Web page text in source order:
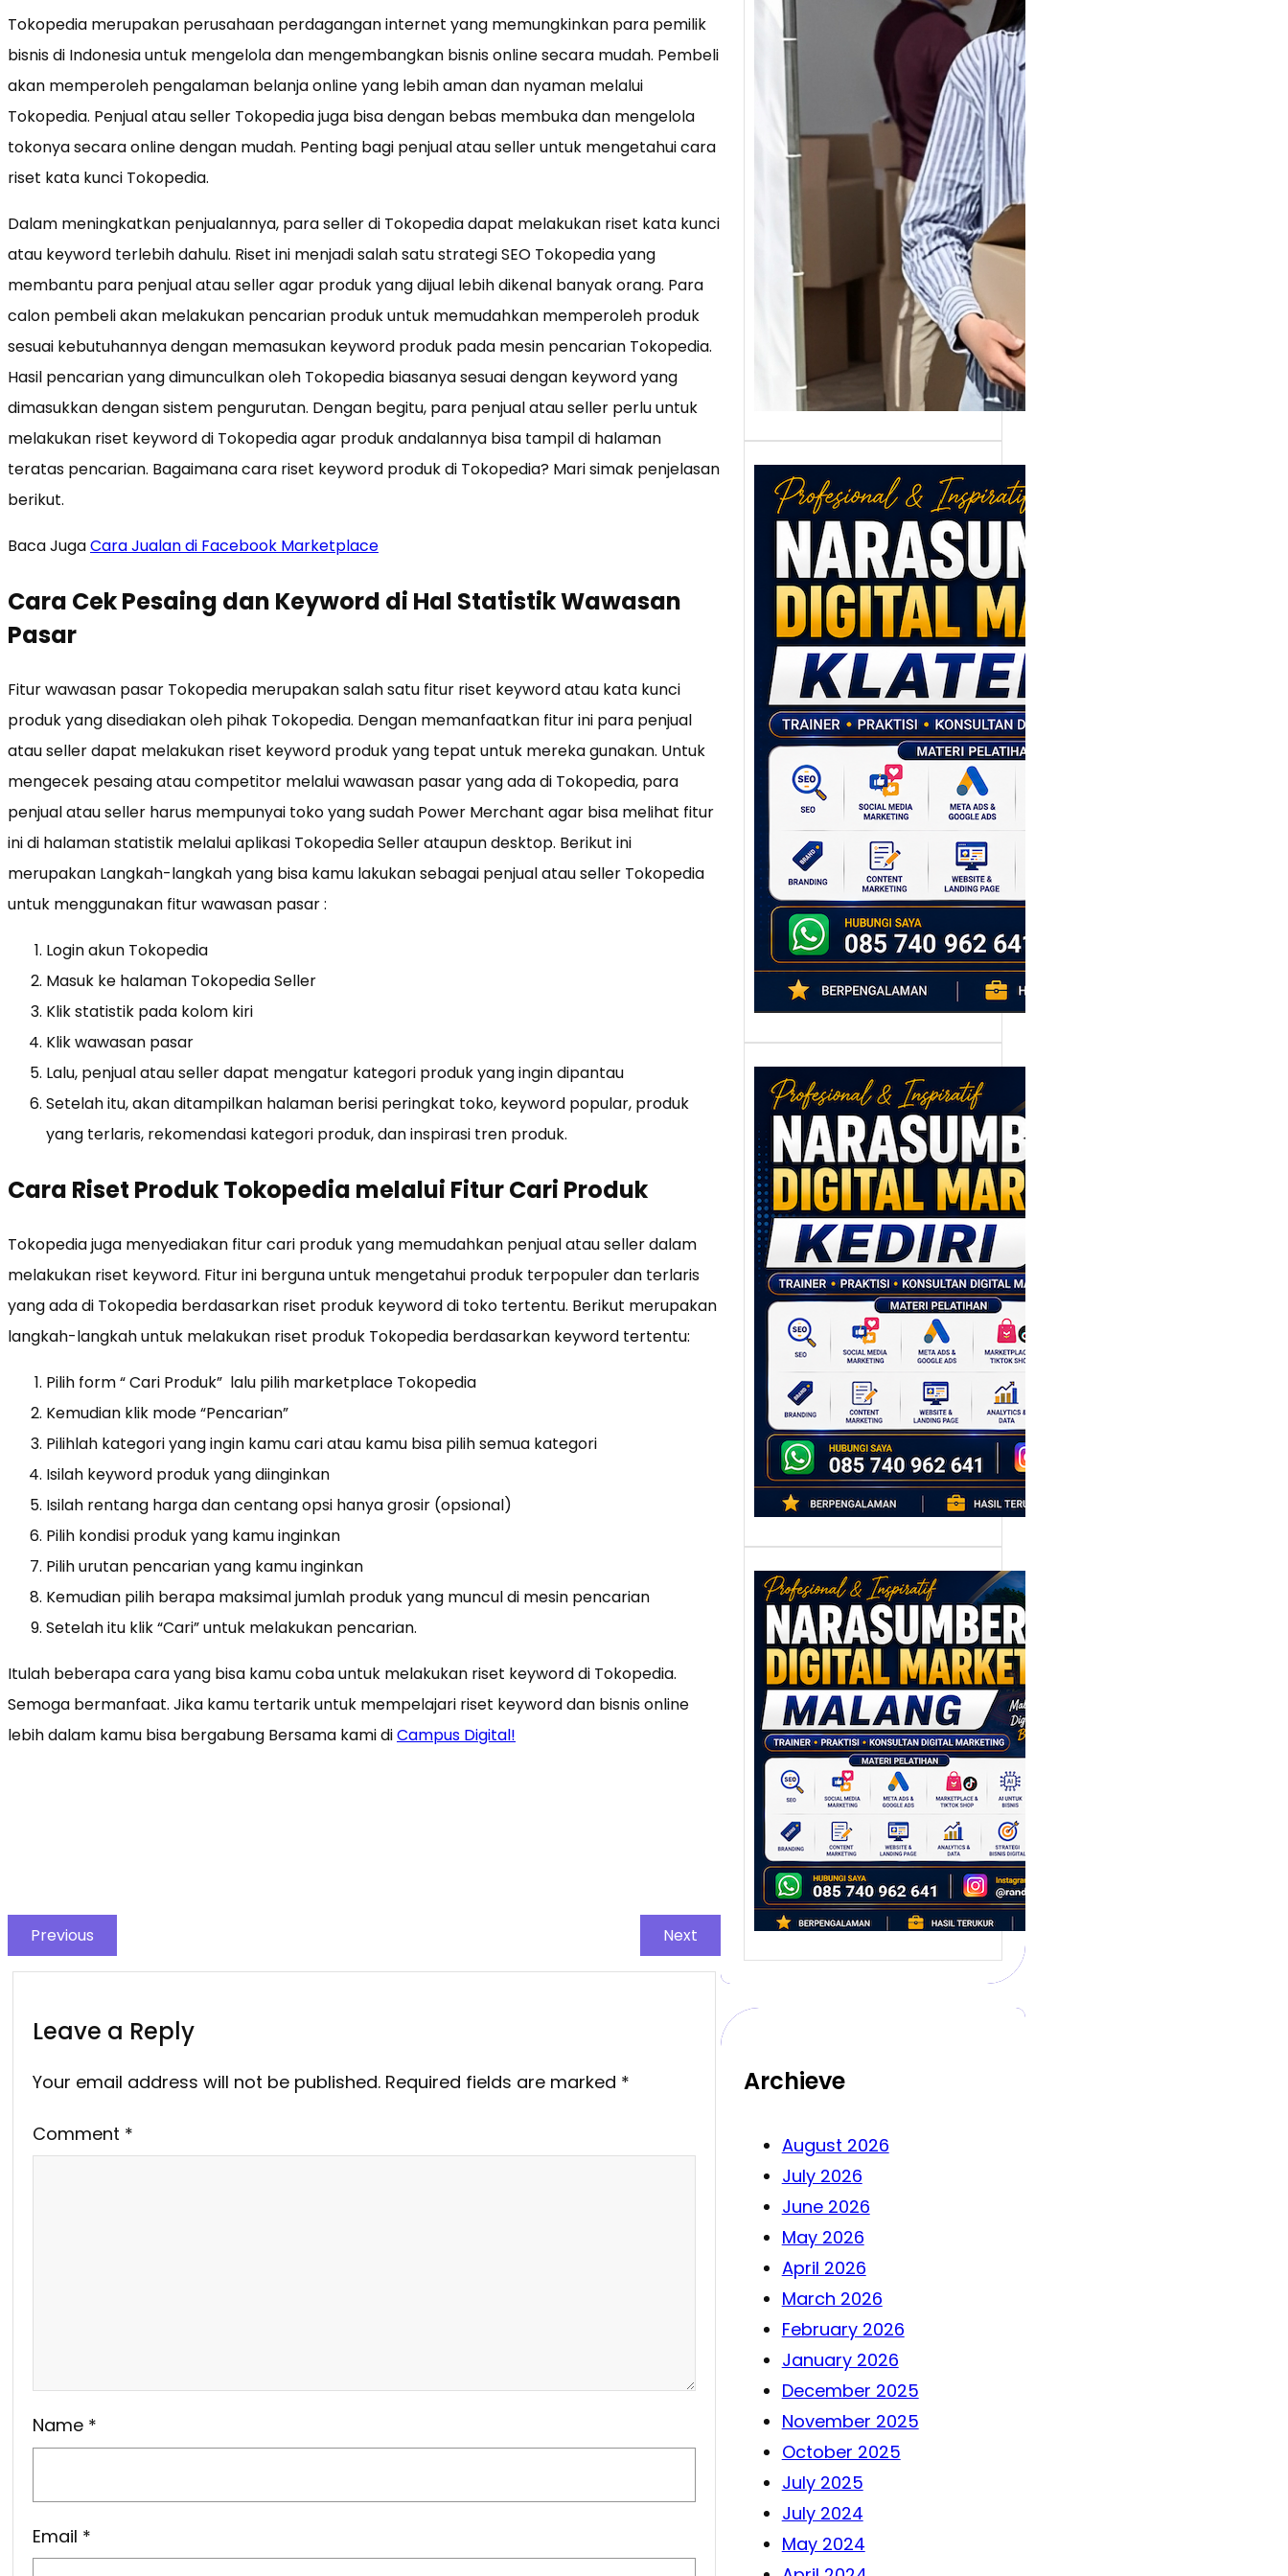
Tokopedia merupakan perusahaan perdagangan internet yang memungkinkan para pemilik
bisnis di Indonesia untuk mengelola dan mengembangkan bisnis online secara mudah. Pembeli
akan memperoleh pengalaman belanja online yang lebih aman dan nyaman melalui
Tokopedia. Penjual atau seller Tokopedia juga bisa dengan bebas membuka dan mengelola
tokonya secara online dengan mudah. Penting bagi penjual atau seller untuk mengetahui cara
riset kata kunci Tokopedia.
Dalam meningkatkan penjualannya, para seller di Tokopedia dapat melakukan riset kata kunci
atau keyword terlebih dahulu. Riset ini menjadi salah satu strategi SEO Tokopedia yang
membantu para penjual atau seller agar produk yang dijual lebih dikenal banyak orang. Para
calon pembeli akan melakukan pencarian produk untuk memudahkan memperoleh produk
sesuai kebutuhannya dengan memasukan keyword produk pada mesin pencarian Tokopedia.
Hasil pencarian yang dimunculkan oleh Tokopedia biasanya sesuai dengan keyword yang
dimasukkan dengan sistem pengurutan. Dengan begitu, para penjual atau seller perlu untuk
melakukan riset keyword di Tokopedia agar produk andalannya bisa tampil di halaman
teratas pencarian. Bagaimana cara riset keyword produk di Tokopedia? Mari simak penjelasan
berikut.
Baca JugaCara Jualan di Facebook Marketplace
Cara Cek Pesaing dan Keyword di Hal Statistik Wawasan
Pasar
Fitur wawasan pasar Tokopedia merupakan salah satu fitur riset keyword atau kata kunci
produk yang disediakan oleh pihak Tokopedia. Dengan memanfaatkan fitur ini para penjual
atau seller dapat melakukan riset keyword produk yang tepat untuk mereka gunakan. Untuk
mengecek pesaing atau competitor melalui wawasan pasar yang ada di Tokopedia, para
penjual atau seller harus mempunyai toko yang sudah Power Merchant agar bisa melihat fitur
ini di halaman statistik melalui aplikasi Tokopedia Seller ataupun desktop. Berikut ini
merupakan Langkah-langkah yang bisa kamu lakukan sebagai penjual atau seller Tokopedia
untuk menggunakan fitur wawasan pasar :
Login akun Tokopedia
Masuk ke halaman Tokopedia Seller
Klik statistik pada kolom kiri
Klik wawasan pasar
Lalu, penjual atau seller dapat mengatur kategori produk yang ingin dipantau
Setelah itu, akan ditampilkan halaman berisi peringkat toko, keyword popular, produk
yang terlaris, rekomendasi kategori produk, dan inspirasi tren produk.
Cara Riset Produk Tokopedia melalui Fitur Cari Produk
Tokopedia juga menyediakan fitur cari produk yang memudahkan penjual atau seller dalam
melakukan riset keyword. Fitur ini berguna untuk mengetahui produk terpopuler dan terlaris
yang ada di Tokopedia berdasarkan riset produk keyword di toko tertentu. Berikut merupakan
langkah-langkah untuk melakukan riset produk Tokopedia berdasarkan keyword tertentu:
Pilih form “ Cari Produk” lalu pilih marketplace Tokopedia
Kemudian klik mode “Pencarian”
Pilihlah kategori yang ingin kamu cari atau kamu bisa pilih semua kategori
Isilah keyword produk yang diinginkan
Isilah rentang harga dan centang opsi hanya grosir (opsional)
Pilih kondisi produk yang kamu inginkan
Pilih urutan pencarian yang kamu inginkan
Kemudian pilih berapa maksimal jumlah produk yang muncul di mesin pencarian
Setelah itu klik “Cari” untuk melakukan pencarian.
Itulah beberapa cara yang bisa kamu coba untuk melakukan riset keyword di Tokopedia.
Semoga bermanfaat. Jika kamu tertarik untuk mempelajari riset keyword dan bisnis online
lebih dalam kamu bisa bergabung Bersama kami diCampus Digital!
Previous Next
Leave a Reply
Your email address will not be published. Required fields are marked *
Comment *
Name *
Email *
Tik Tok Buat
Jualan, Gimana
Strateginya ?
Baca Juga Cara
Berjualan Di Tiktokshop
TikTok menjadi tempat
Narasumber
Digital Marketing
Klaten: Membantu
UMKM dan SDM
Lokal Naik Kelas
Melalui Strategi
Digital
Setiap daerah memiliki
potensi ekonomi yang
berbeda, dan Klaten
adalah…
Narasumber
Digital Marketing
Kediri: Membangun
Strategi
Pemasaran
Berbasis Data
untuk Bisnis yang
Bertumbuh
Digital marketing telah
mengubah cara bisnis
berkembang. Dulu,
promosi banyak…
Narasumber
Digital Marketing
Malang:
Menyiapkan
Talenta Digital
yang Siap
Menghadapi Dunia
Bisnis Modern
Malang dikenal sebagai
salah satu kota yang
melahirkan banyak ide,
…
Archieve
August 2026
July 2026
June 2026
May 2026
April 2026
March 2026
February 2026
January 2026
December 2025
November 2025
October 2025
July 2025
July 2024
May 2024